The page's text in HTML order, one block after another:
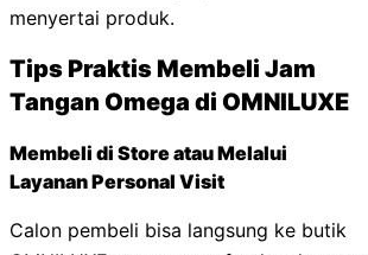
menyertai produk.
Tips Praktis Membeli Jam
Tangan Omega di OMNILUXE
Membeli di Store atau Melalui
Layanan Personal Visit
Calon pembeli bisa langsung ke butik